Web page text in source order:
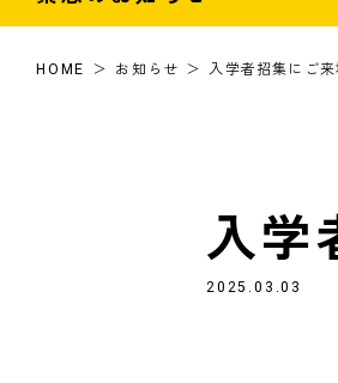
HOME お知らせ 入学者招集にご
入学
2025.03.03